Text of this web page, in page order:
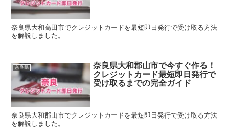
奈良県大和高田市でクレジットカードを最短即日発行で受け取る方法
を解説しました。
奈良県
奈良県大和郡山市で今すぐ作る！
クレジットカード最短即日発行で
受け取るまでの完全ガイド
奈良県大和郡山市でクレジットカードを最短即日発行で受け取る方法
を解説しました。